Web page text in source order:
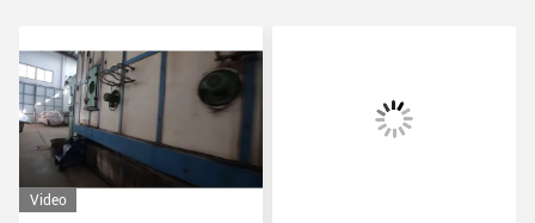
Video